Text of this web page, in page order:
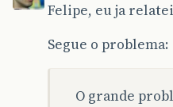
Felipe, eu ja
Segue o problema:
O grande